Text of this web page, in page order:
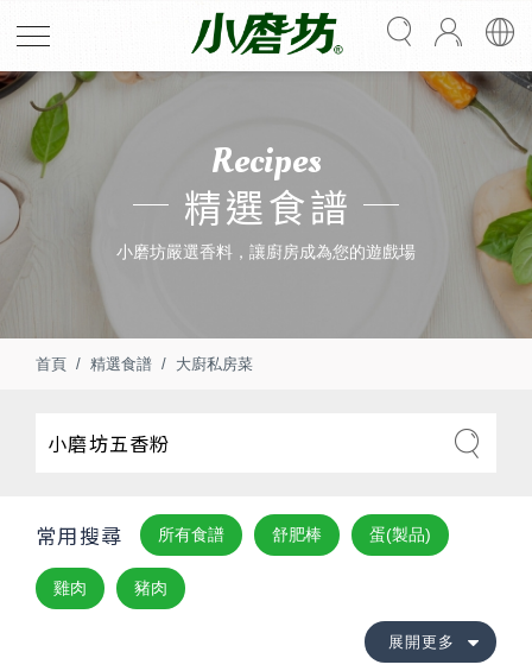
Recipes
精選食譜
小磨坊嚴選香料，讓廚房成為您的遊戲場
首頁 精選食譜 大廚私房菜
常用搜尋 所有食譜 舒肥棒 蛋(製品)
雞肉 豬肉
展開更多